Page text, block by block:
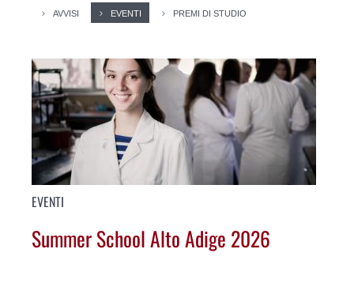
AVVISI EVENTI PREMI DI STUDIO
EVENTI
Summer School Alto Adige 2026